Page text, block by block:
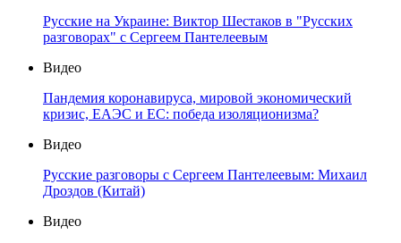
Русские на Украине: Виктор Шестаков в "Русских
разговорах" с Сергеем Пантелеевым
Видео
Пандемия коронавируса, мировой экономический
кризис, ЕАЭС и ЕС: победа изоляционизма?
Видео
Русские разговоры с Сергеем Пантелеевым: Михаил
Дроздов (Китай)
Видео